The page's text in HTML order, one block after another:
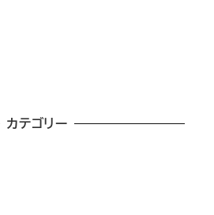
カテゴリー